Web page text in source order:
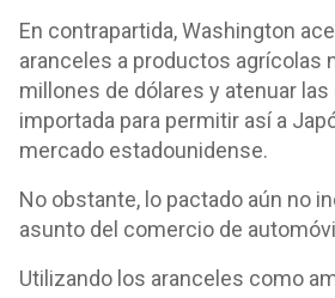
En contrapartida, Washington
aranceles a productos agrícolas
millones de dólares y atenuar
importada para permitir así a
mercado estadounidense.
No obstante, lo pactado aún no
asunto del comercio de
Utilizando los aranceles como